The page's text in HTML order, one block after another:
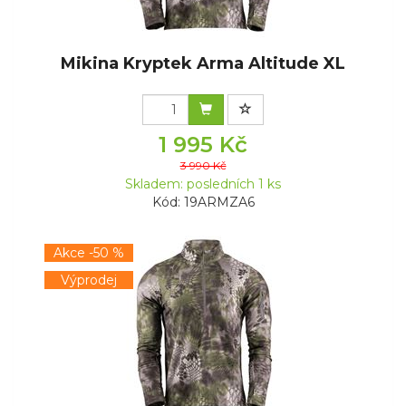
Mikina Kryptek Arma Altitude XL
1 995 Kč
3 990 Kč
Skladem: posledních 1 ks
Kód: 19ARMZA6
Akce -50 %
Výprodej